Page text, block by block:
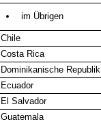
im Übrigen
Chile
Costa Rica
Dominikanische Republik
Ecuador
El Salvador
Guatemala